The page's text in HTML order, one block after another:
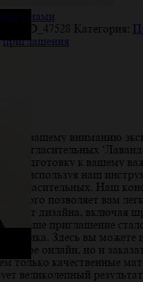
с нами
PYD_47528 Категория:
приглашения
вашему вниманию
пригласительных
подготовку к вашему
используя наш
пригласительных. Наш
позволяет вам
дизайна, включая
ваше приглашение
Здесь вы можете
онлайн, но и
только качественные
великолепный